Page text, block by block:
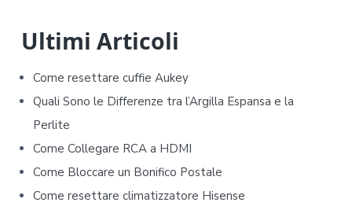
d
e
b
a
r
Ultimi Articoli
Come resettare cuffie Aukey​​
Quali Sono le Differenze tra l’Argilla Espansa e la
Perlite
Come Collegare RCA a HDMI
Come Bloccare un Bonifico Postale
Come resettare climatizzatore Hisense​​